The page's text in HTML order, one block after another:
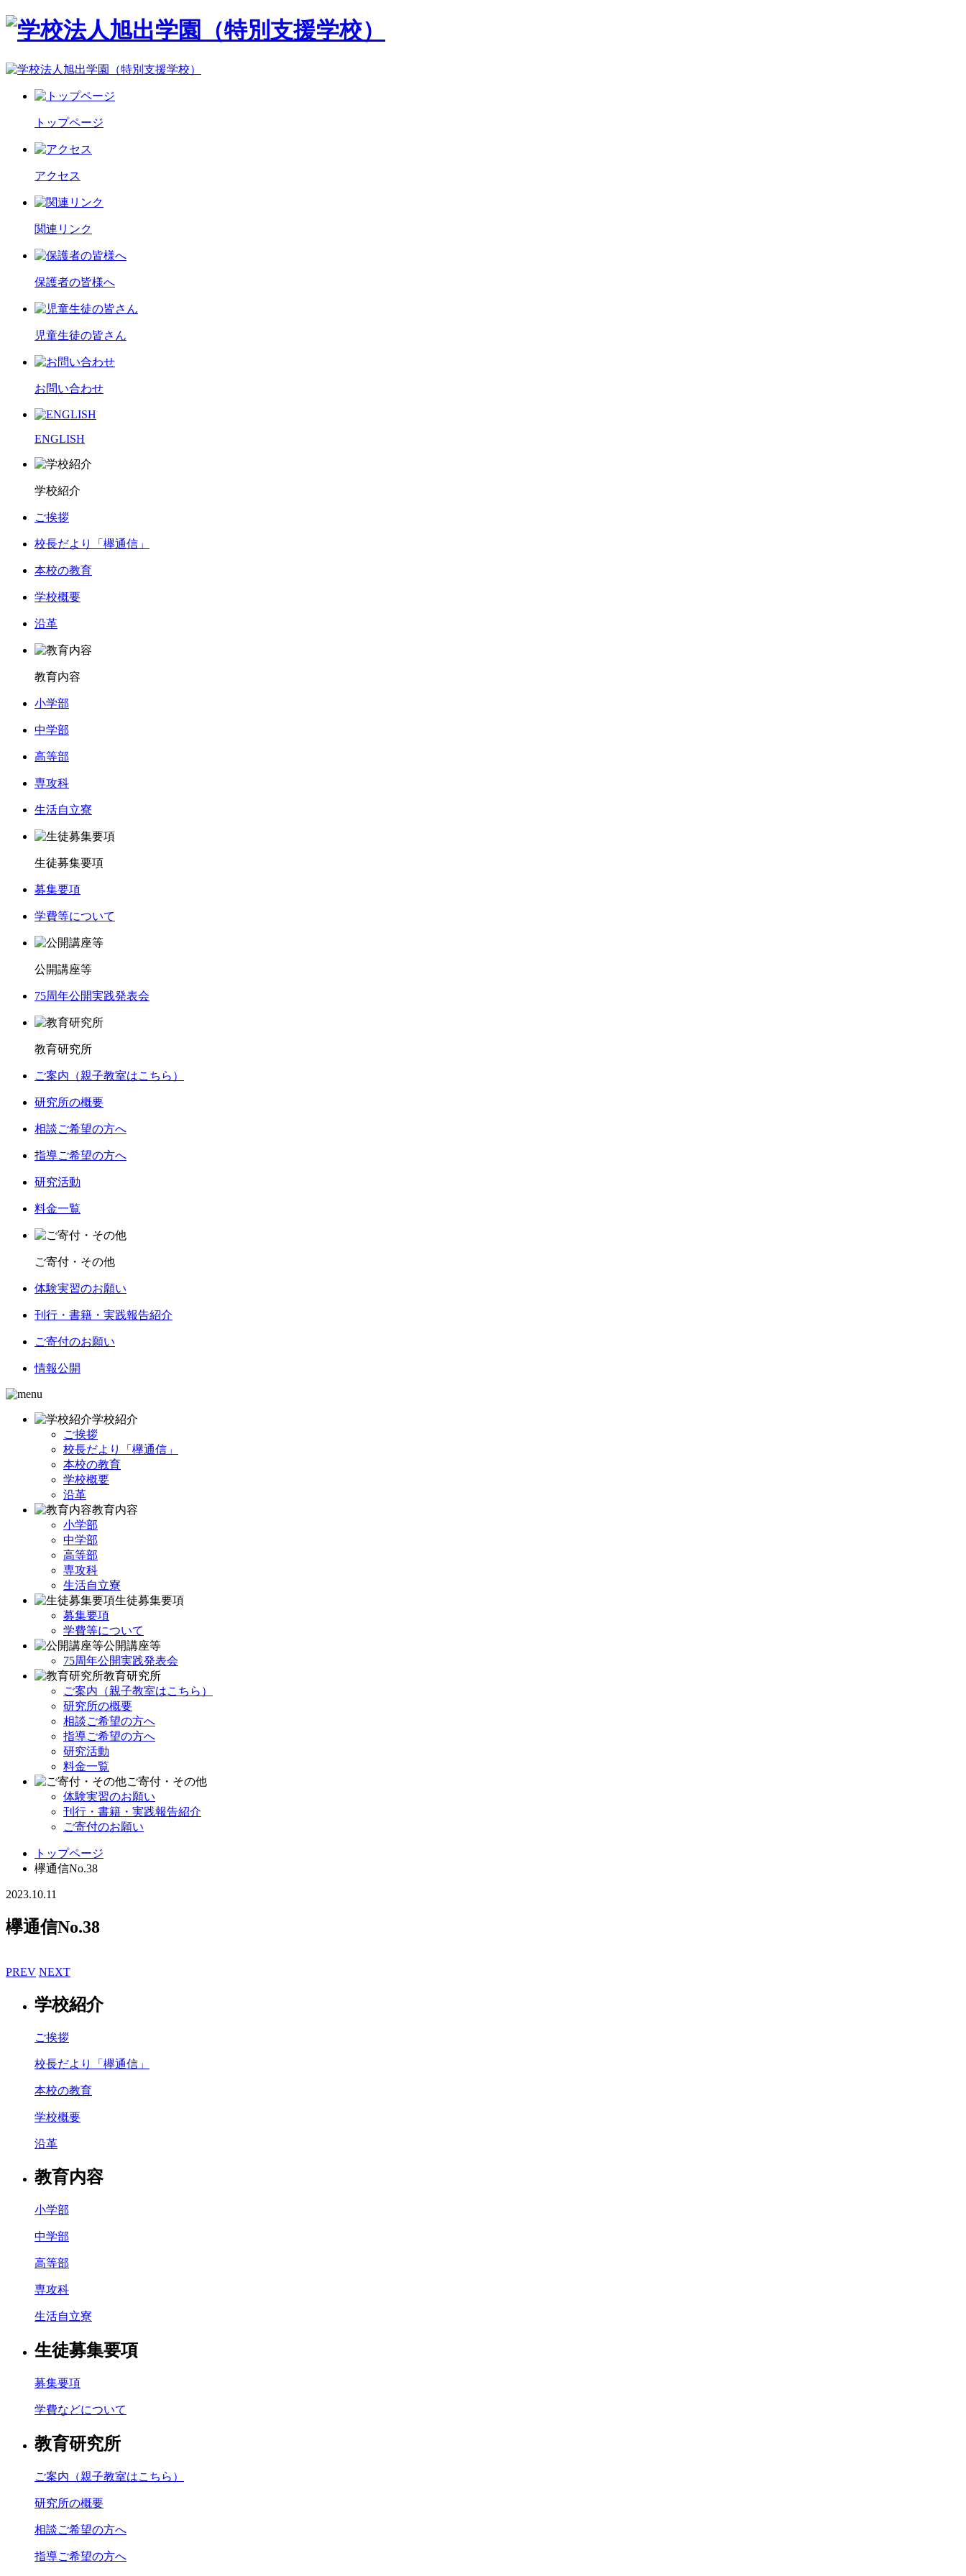
トップページ
アクセス
関連リンク
保護者の皆様へ
児童生徒の皆さん
お問い合わせ
ENGLISH
学校紹介
ご挨拶
校長だより「欅通信」
本校の教育
学校概要
沿革
教育内容
小学部
中学部
高等部
専攻科
生活自立寮
生徒募集要項
募集要項
学費等について
公開講座等
75周年公開実践発表会
教育研究所
ご案内（親子教室はこちら）
研究所の概要
相談ご希望の方へ
指導ご希望の方へ
研究活動
料金一覧
ご寄付・その他
体験実習のお願い
刊行・書籍・実践報告紹介
ご寄付のお願い
情報公開
学校紹介
ご挨拶
校長だより「欅通信」
本校の教育
学校概要
沿革
教育内容
小学部
中学部
高等部
専攻科
生活自立寮
生徒募集要項
募集要項
学費等について
公開講座等
75周年公開実践発表会
教育研究所
ご案内（親子教室はこちら）
研究所の概要
相談ご希望の方へ
指導ご希望の方へ
研究活動
料金一覧
ご寄付・その他
体験実習のお願い
刊行・書籍・実践報告紹介
ご寄付のお願い
トップページ
欅通信No.38
2023.10.11
欅通信No.38
PREV NEXT
学校紹介
ご挨拶
校長だより「欅通信」
本校の教育
学校概要
沿革
教育内容
小学部
中学部
高等部
専攻科
生活自立寮
生徒募集要項
募集要項
学費などについて
教育研究所
ご案内（親子教室はこちら）
研究所の概要
相談ご希望の方へ
指導ご希望の方へ